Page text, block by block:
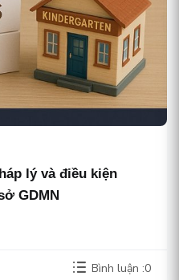
lý và điều kiện
GDMN
Bình luận :0